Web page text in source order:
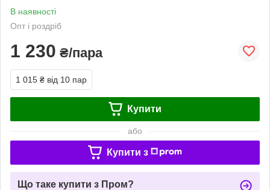
В наявності
Опт і роздріб
1 230 ₴/пара
1 015 ₴ від 10 пар
Купити
або
Купити з
Що таке купити з Пром?